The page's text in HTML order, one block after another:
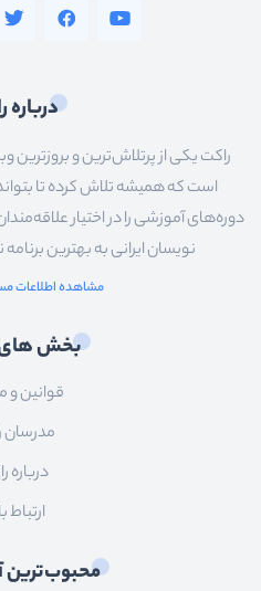
درباره
راکت یکی از پرتلاش‌ترین و
است که همیشه تلاش کرده تا
دوره‌های آموزشی را در اختیار
نویسان ایرانی به بهترین
مشاهده اطلاعات
بخش
قوانین و
مدرسان
درباره
ارتباط